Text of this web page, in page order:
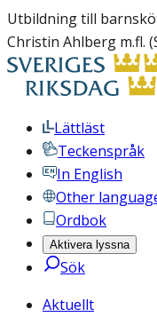
Utbildning till
Christin Ahlberg m.fl.
Lättläst
Teckenspråk
In English
Other
Ordbok
Aktivera lyssna
Sök
Aktuellt